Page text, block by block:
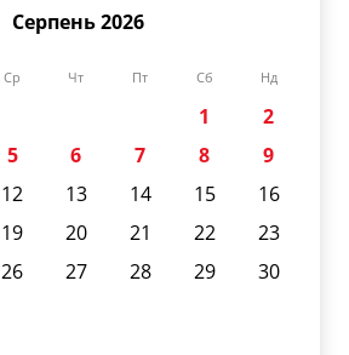
Серпень 2026
Ср Чт Пт Сб Нд
1
2
5 6 7 8
9
12 13 14 15
16
19 20 21 22
23
26 27 28 29
30